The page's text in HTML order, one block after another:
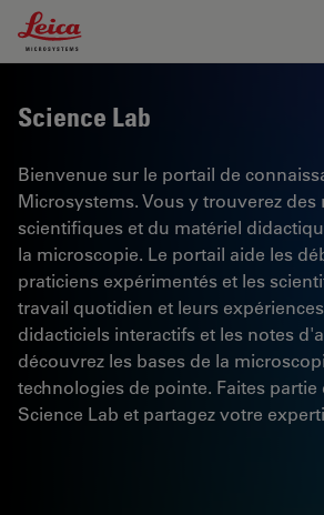
Leica Microsystems Logo
Science Lab
Bienvenue sur le portail de
Microsystems. Vous y trouverez des
scientifiques et du matériel
la microscopie. Le portail aide les
praticiens expérimentés et les
travail quotidien et leurs
didacticiels interactifs et les notes
découvrez les bases de la
technologies de pointe. Faites
Science Lab et partagez votre